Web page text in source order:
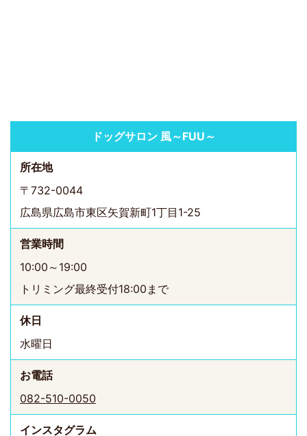
ドッグサロン 風～FUU～
所在地
〒732-0044
広島県広島市東区矢賀新町1丁目1-25
営業時間
10:00～19:00
トリミング最終受付18:00まで
休日
水曜日
お電話
082-510-0050
インスタグラム